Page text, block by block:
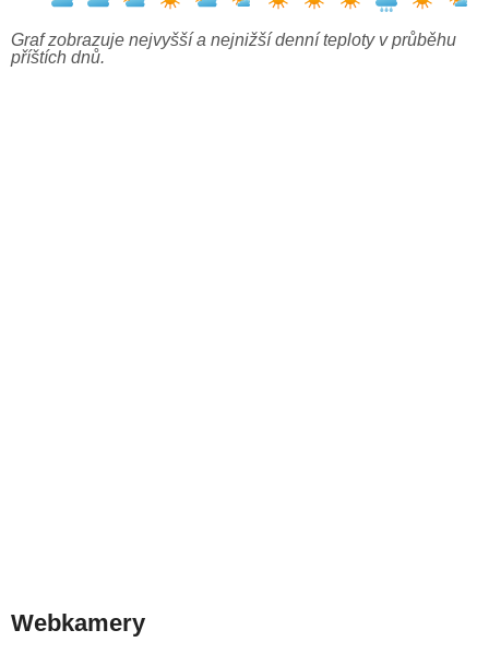
Graf zobrazuje nejvyšší a nejnižší denní teploty v průběhu
příštích dnů.
Webkamery